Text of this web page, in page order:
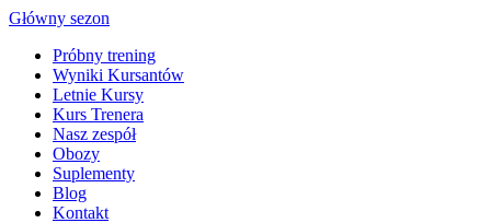
Skip
content
Główny sezon
Próbny trening
Wyniki Kursantów
Letnie Kursy
Kurs Trenera
Nasz zespół
Obozy
Suplementy
Blog
Kontakt